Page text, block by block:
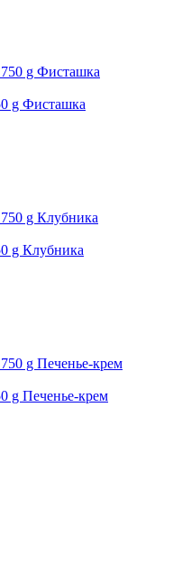
g Фисташка
g Клубника
g Печенье-крем